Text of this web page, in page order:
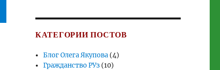
КАТЕГОРИИ ПОСТОВ
Блог Олега Якупова (4)
Гражданство РУз (10)